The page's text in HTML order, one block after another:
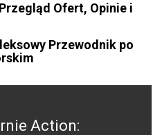
Ofert, Opinie i
Przewodnik po
Action: